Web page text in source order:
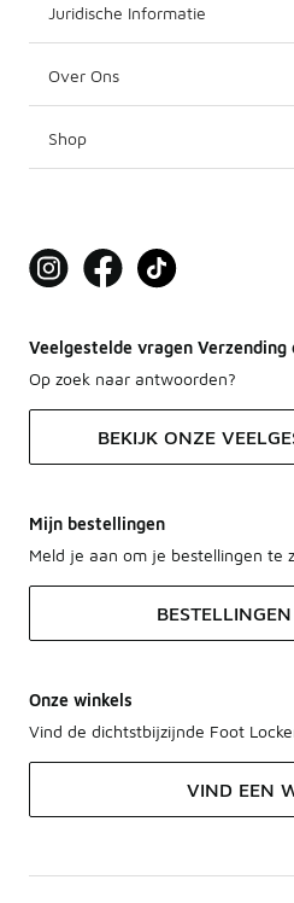
Juridische Informatie
Over Ons
Shop
Veelgestelde vragen Verzending
Op zoek naar antwoorden?
BEKIJK ONZE
Mijn bestellingen
Meld je aan om je bestellingen te
Onze winkels
Vind de dichtstbijzijnde Foot
VIND EEN